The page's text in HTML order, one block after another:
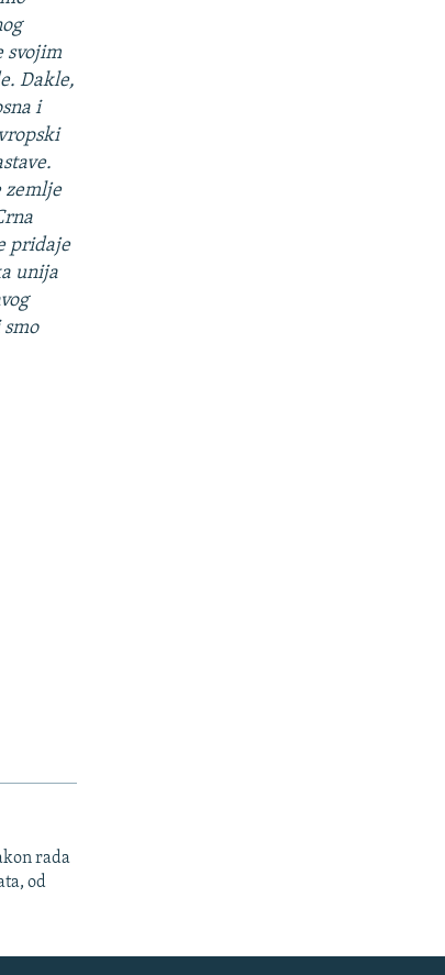
svojim
Dakle,
i
zemlje
pridaje
unija
rada
od